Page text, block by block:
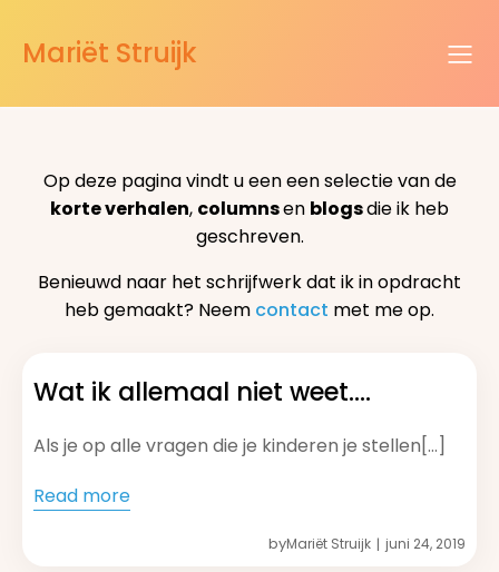
Mariët Struijk
Op deze pagina vindt u een een selectie van de
korte verhalen, columnsen blogsdie ik heb
geschreven.
Benieuwd naar het schrijfwerk dat ik in opdracht
heb gemaakt? Neem contact met me op.
Wat ik allemaal niet weet….
Als je op alle vragen die je kinderen je stellen[…]
Read more
byMariët Struijk | juni 24, 2019